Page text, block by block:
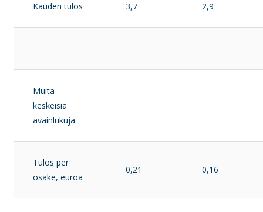
Kauden tulos 3,7 2,9
Muita
keskeisiä
avainlukuja
Tulos per
osake, euroa
0,21 0,16